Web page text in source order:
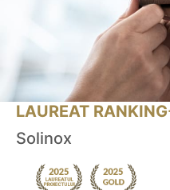
LAUREAT
Solinox